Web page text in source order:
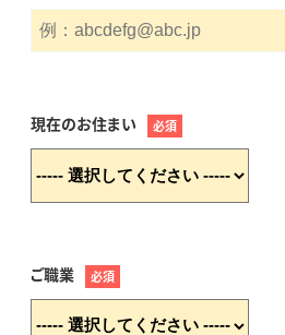
現在のお住まい 必須
ご職業 必須